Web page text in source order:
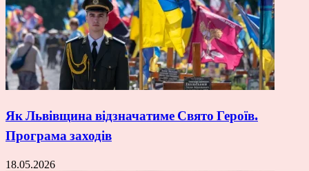
Як Львівщина відзначатиме Свято Героїв.
Програма заходів
18.05.2026